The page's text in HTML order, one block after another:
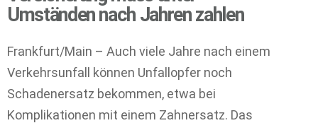
Umständen nach Jahren zahlen
Frankfurt/Main – Auch viele Jahre nach einem
Verkehrsunfall können Unfallopfer noch
Schadenersatz bekommen, etwa bei
Komplikationen mit einem Zahnersatz. Das